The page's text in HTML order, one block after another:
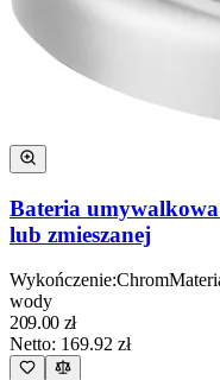
Bateria
lub zmieszanej
Wykończenie:Chrom
wody
209.00 zł
Netto: 169.92 zł